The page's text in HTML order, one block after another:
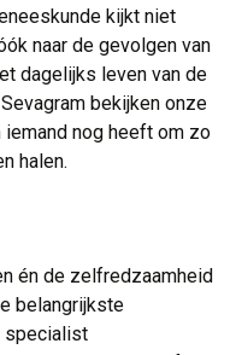
kijkt niet
naar de gevolgen van
dagelijks leven van de
bekijken onze
nog heeft om zo
halen.
én de zelfredzaamheid
belangrijkste
specialist